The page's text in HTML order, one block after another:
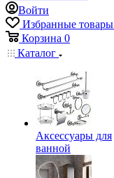
Войти
Избранные товары
Корзина 0
Каталог
Аксессуары для
ванной